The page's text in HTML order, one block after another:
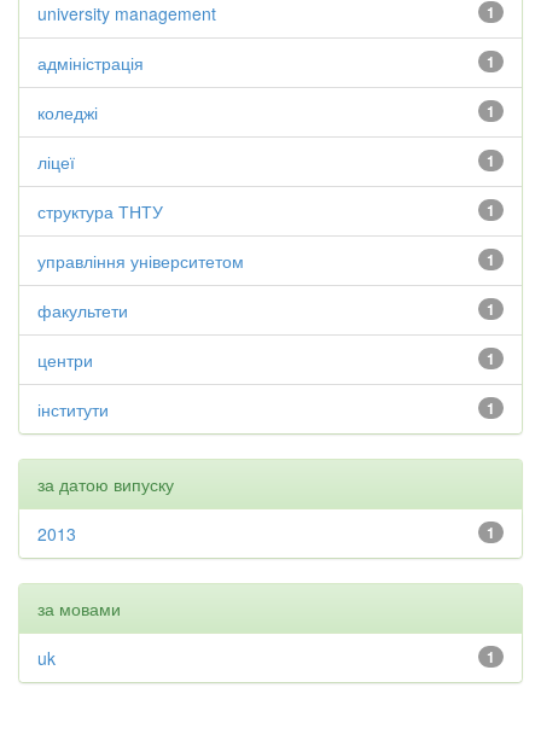
1
university management
1
адміністрація
1
коледжі
1
ліцеї
1
структура ТНТУ
1
управління університетом
1
факультети
1
центри
1
інститути
за датою випуску
1
2013
за мовами
1
uk